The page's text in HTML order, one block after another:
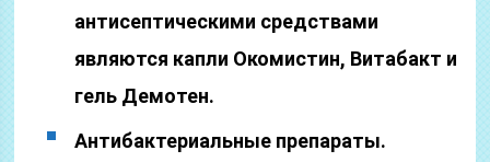
антисептическими средствами
являются капли Окомистин, Витабакт и
гель Демотен.
Антибактериальные препараты.